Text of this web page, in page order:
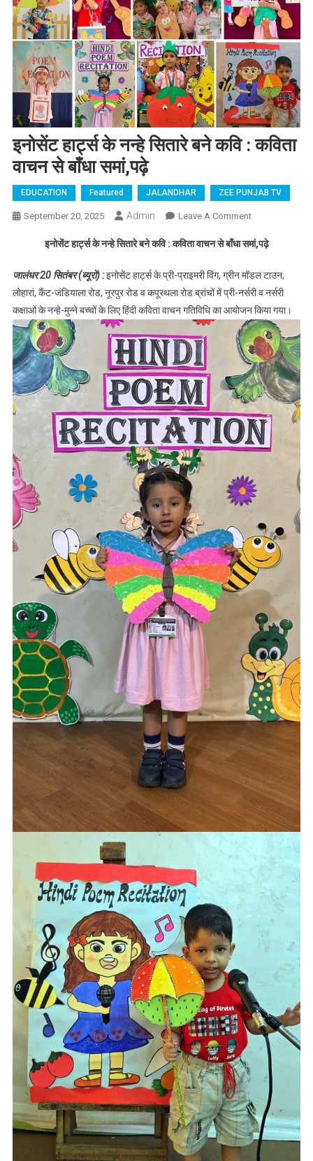
इनोसेंट हार्ट्स के नन्हे सितारे बने कवि : कविता
वाचन से बाँधा समां,पढ़े
EDUCATION Featured JALANDHAR ZEE PUNJAB TV
September 20, 2025 Admin Leave A CommentOn इनोसेंट
सितारे बने कवि
से बाँधा समां,पढ़े
इनोसेंट हार्ट्स के नन्हे सितारे बने कवि : कविता वाचन से बाँधा समां,पढ़े
जालंधर 20 सितंबर (ब्यूरो) :इनोसेंट हार्ट्स के प्री-प्राइमरी विंग, ग्रीन मॉडल टाउन,
लोहारां, कैंट-जंडियाला रोड, नूरपुर रोड व कपूरथला रोड ब्रांचों में प्री-नर्सरी व नर्सरी
कक्षाओं के नन्हे-मुन्ने बच्चों के लिए हिंदी कविता वाचन गतिविधि का आयोजन किया गया।